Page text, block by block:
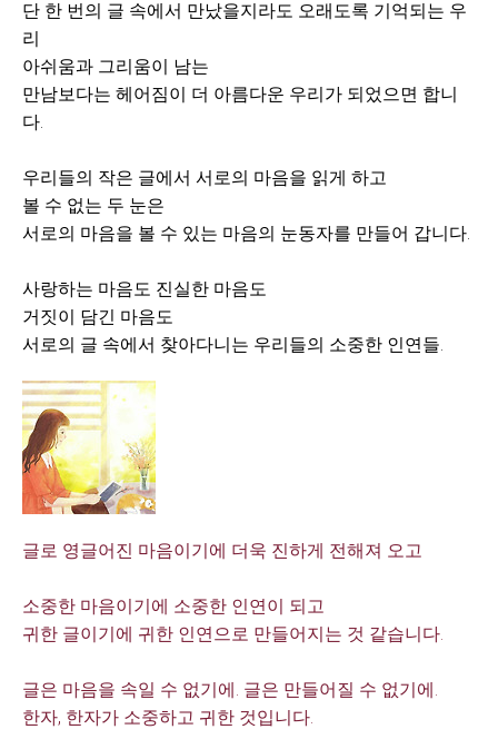
단 한 번의 글 속에서 만났을지라도 오래도록 기억되는 우
리
아쉬움과 그리움이 남는
만남보다는 헤어짐이 더 아름다운 우리가 되었으면 합니
다.
우리들의 작은 글에서 서로의 마음을 읽게 하고
볼 수 없는 두 눈은
서로의 마음을 볼 수 있는 마음의 눈동자를 만들어 갑니다.
사랑하는 마음도 진실한 마음도
거짓이 담긴 마음도
서로의 글 속에서 찾아다니는 우리들의 소중한 인연들.
글로 영글어진 마음이기에 더욱 진하게 전해져 오고
소중한 마음이기에 소중한 인연이 되고
귀한 글이기에 귀한 인연으로 만들어지는 것 같습니다.
글은 마음을 속일 수 없기에. 글은 만들어질 수 없기에.
한자, 한자가 소중하고 귀한 것입니다.